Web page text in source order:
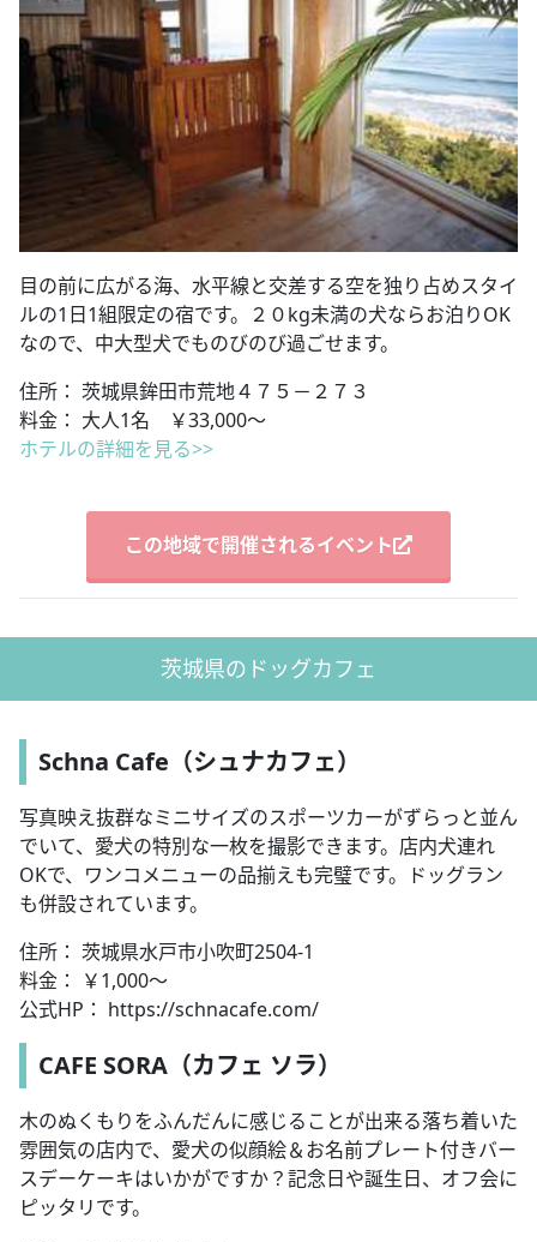
目の前に広がる海、水平線と交差する空を独り占めスタイ
ルの1日1組限定の宿です。２０kg未満の犬ならお泊りOK
なので、中大型犬でものびのび過ごせます。
住所： 茨城県鉾田市荒地４７５－２７３
料金： 大人1名 ￥33,000～
ホテルの詳細を見る>>
この地域で開催されるイベント
茨城県のドッグカフェ
Schna Cafe（シュナカフェ）
写真映え抜群なミニサイズのスポーツカーがずらっと並ん
でいて、愛犬の特別な一枚を撮影できます。店内犬連れ
OKで、ワンコメニューの品揃えも完璧です。ドッグラン
も併設されています。
住所： 茨城県水戸市小吹町2504-1
料金： ￥1,000～
公式HP： https://schnacafe.com/
CAFE SORA（カフェ ソラ）
木のぬくもりをふんだんに感じることが出来る落ち着いた
雰囲気の店内で、愛犬の似顔絵＆お名前プレート付きバー
スデーケーキはいかがですか？記念日や誕生日、オフ会に
ピッタリです。